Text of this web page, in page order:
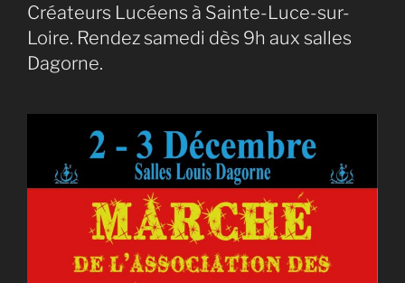
Créateurs Lucéens à Sainte-Luce-sur-
Loire. Rendez samedi dès 9h aux salles
Dagorne.